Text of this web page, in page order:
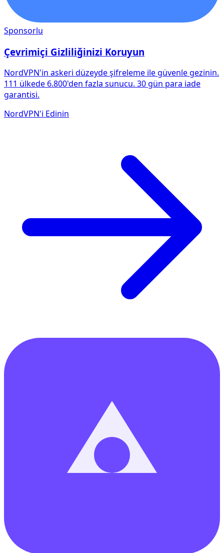
Sponsorlu
Çevrimiçi Gizliliğinizi Koruyun
NordVPN'in askeri düzeyde şifreleme ile güvenle gezinin.
111 ülkede 6.800'den fazla sunucu. 30 gün para iade
garantisi.
NordVPN'i Edinin